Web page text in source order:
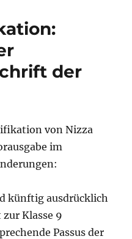
der
von Nizza
im
künftig ausdrücklich
Klasse 9
Passus der